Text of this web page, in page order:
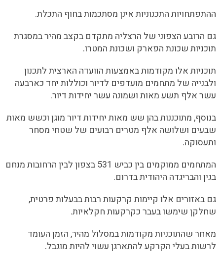
ההתפתחויות התכנוניות אינן מסתכמות בחוף התכלת.
גם הרובע הצפוני של הרצליה מתקדם בקצב מהיר במסגרת
תוכניות שכונת הפארק ושכונת המטרו.
תוכניות אלו מקודמות באמצעות הוועדה הארצית לתכנון
ולבנייה של מתחמים מועדפים לדיור וכוללות יחד כארבעה
עשר אלף תשע מאות ושמונה עשר יחידות דיור.
בנוסף, מתוכננות בהן שש מאות יחידות דיור מוגן וכשש מאות
שבעים ושלושה אלף מטרים רבועים של שטחי מסחר
ותעסוקה.
המתחמים ממוקמים בין כביש 531 בצפון לבין הרחובות מנחם
בגין והבריגדה היהודית בדרום.
גם באזורים אלו קיימות קרקעות רבות בבעלות פרטית,
שחלקן שימשו בעבר כקרקעות חקלאיות.
מאחר שהתוכניות מקודמות במסלול מהיר, הזמן העומד
לרשות בעלי הקרקע להתארגן עשוי להיות מוגבל.